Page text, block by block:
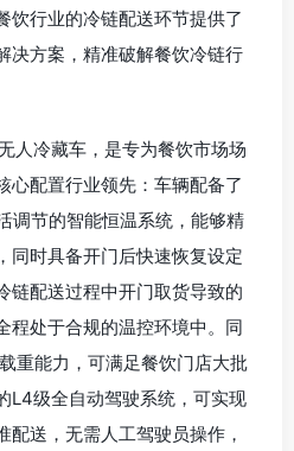
饮行业的冷链配送环节提供了
决方案，精准破解餐饮冷链行
人冷藏车，是专为餐饮市场场
心配置行业领先：车辆配备了
节的智能恒温系统，能够精
同时具备开门后快速恢复设定
链配送过程中开门取货导致的
程处于合规的温控环境中。同
重能力，可满足餐饮门店大批
L4级全自动驾驶系统，可实现
送，无需人工驾驶员操作，